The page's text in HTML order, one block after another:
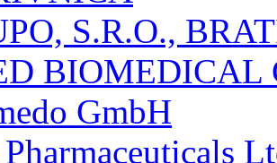
S.R.O.,
BIOMEDICAL
GmbH